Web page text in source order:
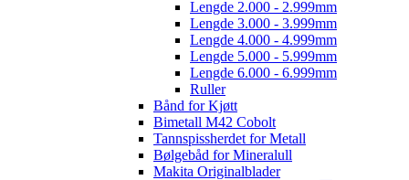
Lengde 2.000 - 2.999mm
Lengde 3.000 - 3.999mm
Lengde 4.000 - 4.999mm
Lengde 5.000 - 5.999mm
Lengde 6.000 - 6.999mm
Ruller
Bånd for Kjøtt
Bimetall M42 Cobolt
Tannspissherdet for Metall
Bølgebåd for Mineralull
Makita Originalblader